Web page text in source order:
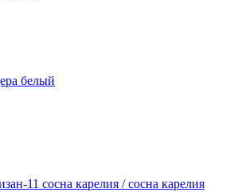
белый
11 сосна карелия / сосна карелия